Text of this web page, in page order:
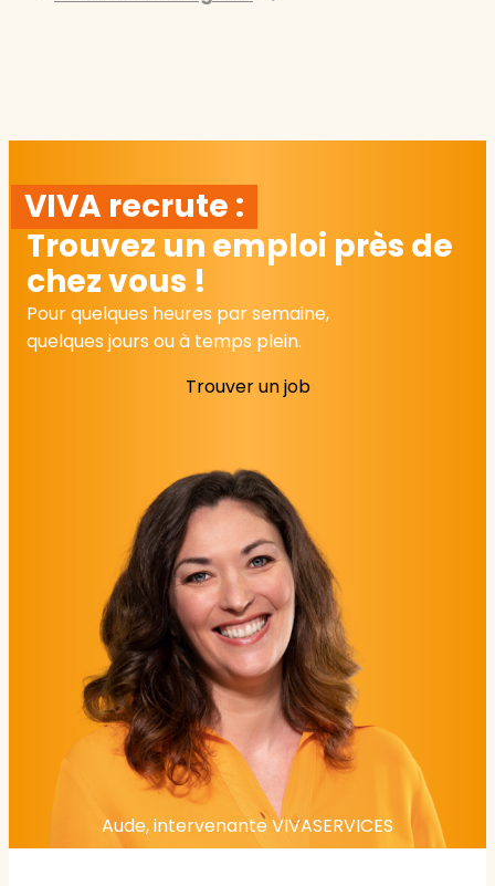
VIVA recrute :
Trouvez un emploi près de
chez vous !
Pour quelques heures par semaine,
quelques jours ou à temps plein.
Trouver un job
Aude, intervenante VIVASERVICES